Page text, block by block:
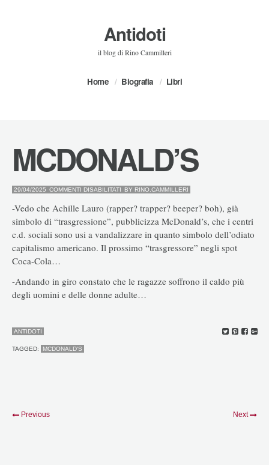
Antidoti
il blog di Rino Cammilleri
Home Biografia Libri
MCDONALD’S
29/04/2025 COMMENTI DISABILITATI SU
BY RINO.CAMMILLERI
-Vedo che Achille Lauro (rapper? trapper? beeper? boh), già
simbolo di “trasgressione”, pubblicizza McDonald’s, che i centri
c.d. sociali sono usi a vandalizzare in quanto simbolo dell’odiato
capitalismo americano. Il prossimo “trasgressore” negli spot
Coca-Cola…
-Andando in giro constato che le ragazze soffrono il caldo più
degli uomini e delle donne adulte…
ANTIDOTI
TAGGED: MCDONALD'S
Previous Next